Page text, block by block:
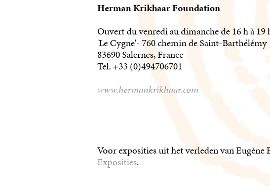
Herman Krikhaar Foundation
Ouvert du venredi au dimanche de 16 h à
'Le Cygne'- 760 chemin de Saint-Barthélémy
83690 Salernes, France
Tel. +33 (0)494706701
www.hermankrikhaar.com
Voor exposities uit het verleden van Eugène
Exposities.